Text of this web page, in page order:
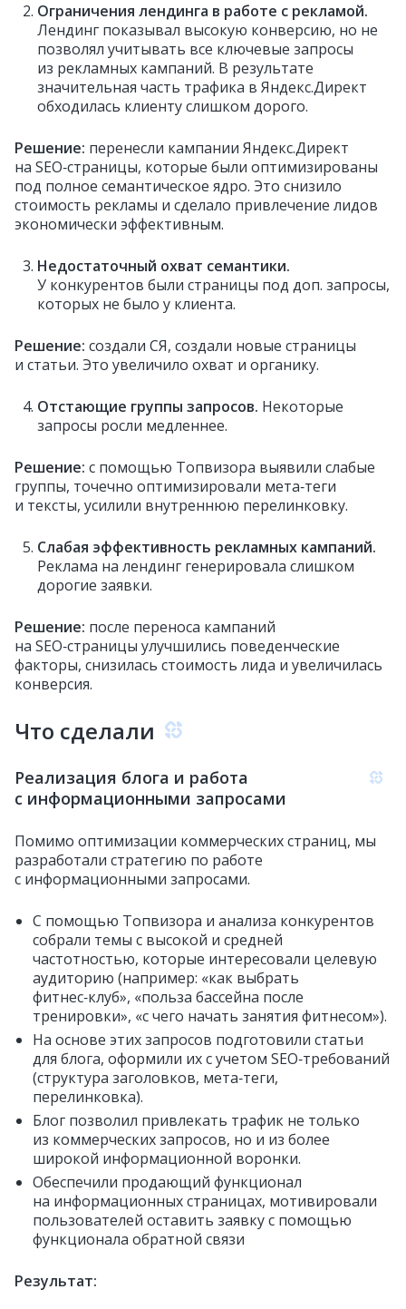
Ограничения лендинга в работе с рекламой.
Лендинг показывал высокую конверсию, но не
позволял учитывать все ключевые запросы
из рекламных кампаний. В результате
значительная часть трафика в Яндекс.Директ
обходилась клиенту слишком дорого.
Решение: перенесли кампании Яндекс.Директ
на SEO‑страницы, которые были оптимизированы
под полное семантическое ядро. Это снизило
стоимость рекламы и сделало привлечение лидов
экономически эффективным.
Недостаточный охват семантики.
У конкурентов были страницы под доп. запросы,
которых не было у клиента.
Решение: создали СЯ, создали новые страницы
и статьи. Это увеличило охват и органику.
Отстающие группы запросов. Некоторые
запросы росли медленнее.
Решение: с помощью Топвизора выявили слабые
группы, точечно оптимизировали мета‑теги
и тексты, усилили внутреннюю перелинковку.
Слабая эффективность рекламных кампаний.
Реклама на лендинг генерировала слишком
дорогие заявки.
Решение: после переноса кампаний
на SEO‑страницы улучшились поведенческие
факторы, снизилась стоимость лида и увеличилась
конверсия.
Что сделали
Реализация блога и работа
с информационными запросами
Помимо оптимизации коммерческих страниц, мы
разработали стратегию по работе
с информационными запросами.
С помощью Топвизора и анализа конкурентов
собрали темы с высокой и средней
частотностью, которые интересовали целевую
аудиторию (например: «как выбрать
фитнес‑клуб», «польза бассейна после
тренировки», «с чего начать занятия фитнесом»).
На основе этих запросов подготовили статьи
для блога, оформили их с учетом SEO‑требований
(структура заголовков, мета‑теги,
перелинковка).
Блог позволил привлекать трафик не только
из коммерческих запросов, но и из более
широкой информационной воронки.
Обеспечили продающий функционал
на информационных страницах, мотивировали
пользователей оставить заявку с помощью
функционала обратной связи
Результат: